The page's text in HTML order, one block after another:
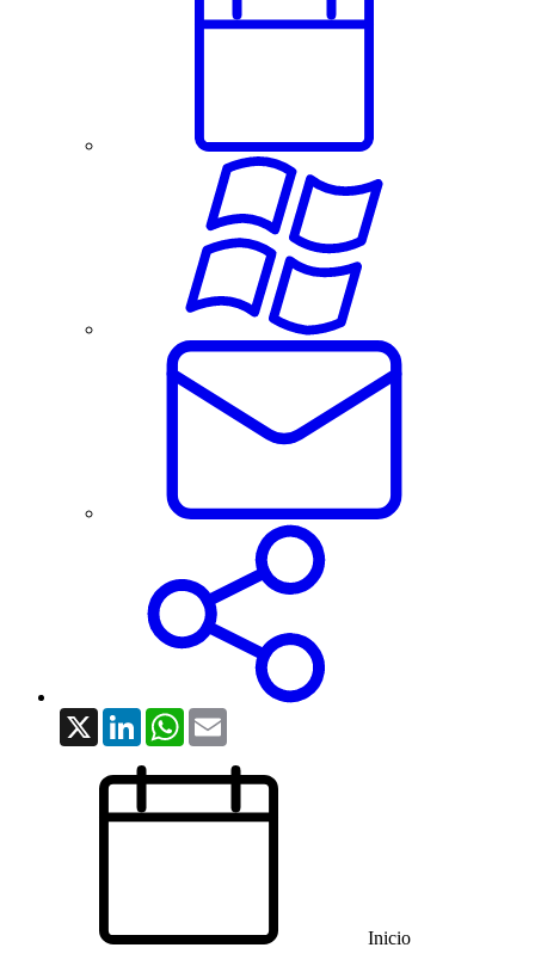
X LinkedInWhatsApp
Inicio